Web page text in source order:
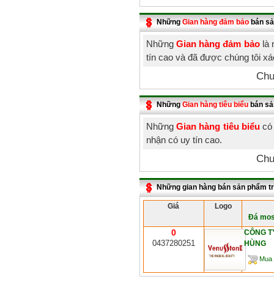
NhữngGian hàng đảm bảobán
NhữngGian hàng đảm bảolà
tín cao và đã được chúng tôi
NhữngGian hàng tiêu biểubán
NhữngGian hàng tiêu biểucó
nhận có uy tín cao.
Những gian hàng bán sản phẩm
Giá
Logo
Đá
0
0437280251
CÔNG
HÙNG
Mua